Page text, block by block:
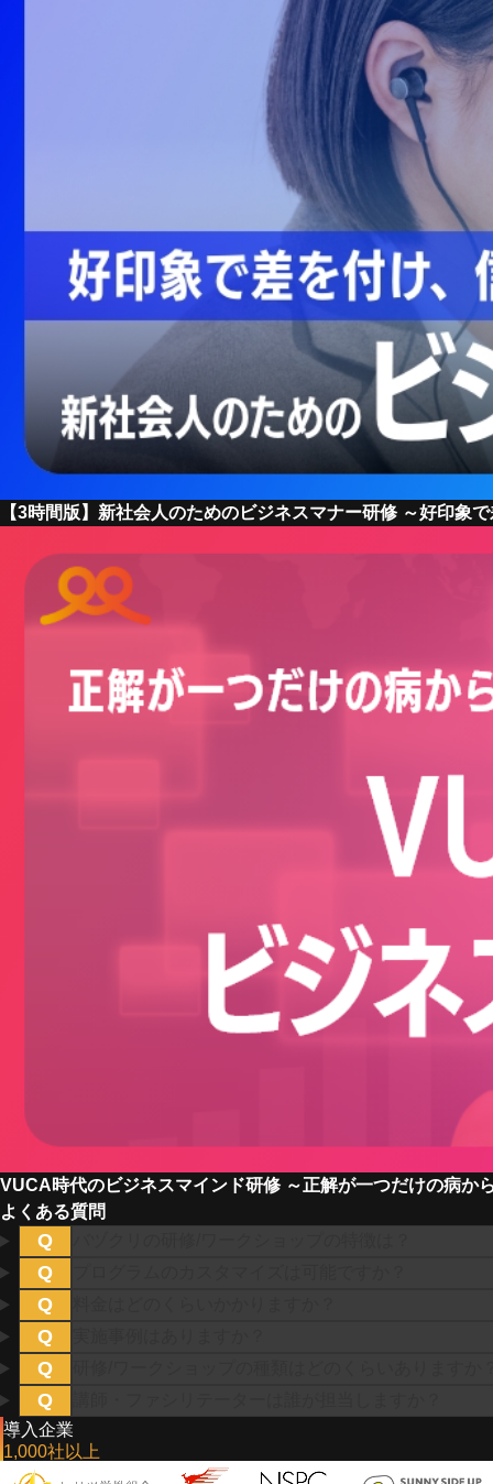
【3時間版】新社会人のためのビジネスマナー研修 ～好印象
VUCA時代のビジネスマインド研修 ～正解が一つだけの病か
よくある質問
Q
Q
Q
Q
Q
Q
導入企業
1,000社以上